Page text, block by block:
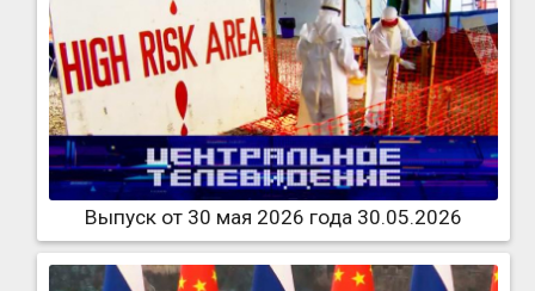
Выпуск от 30 мая 2026 года 30.05.2026